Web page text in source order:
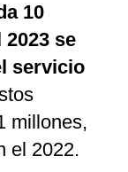
10
se
servicio
millones,
el 2022.